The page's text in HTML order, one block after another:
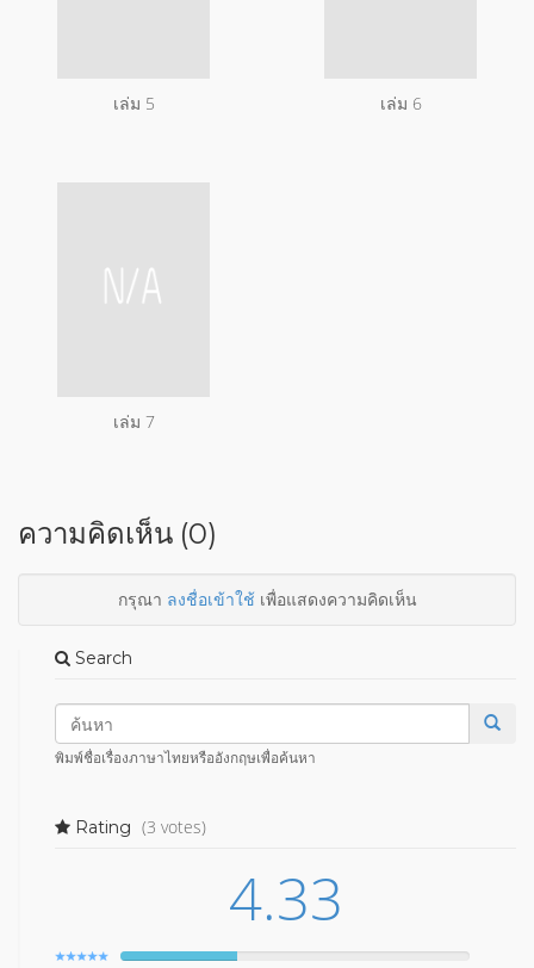
เล่ม 5 เล่ม 6
เล่ม 7
ความคิดเห็น (0)
กรุณา ลงชื่อเข้าใช้เพื่อแสดงความคิดเห็น
Search
พิมพ์ชื่อเรื่องภาษาไทยหรืออังกฤษเพื่อค้นหา
Rating (3 votes)
4.33